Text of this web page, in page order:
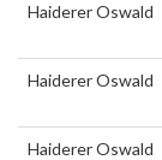
Haiderer Oswald
Haiderer Oswald
Haiderer Oswald